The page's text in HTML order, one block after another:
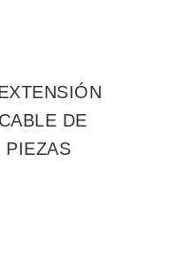
DE
PIEZAS